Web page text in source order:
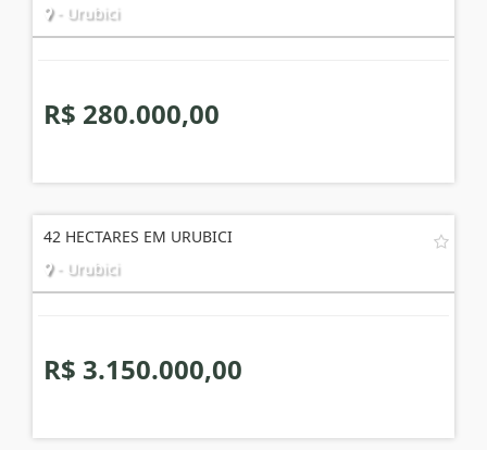
- Urubici
R$ 280.000,00
42 HECTARES EM URUBICI
- Urubici
R$ 3.150.000,00